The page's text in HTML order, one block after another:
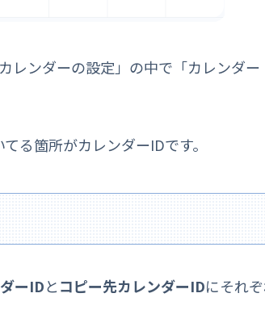
レンダーの設定」の中で「カレンダー
てる箇所がカレンダーIDです。
ーIDとコピー先カレンダーIDにそれ